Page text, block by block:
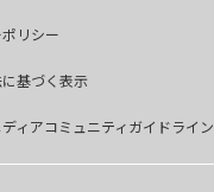
リシー
基づく表示
ィアコミュニティガイドライン